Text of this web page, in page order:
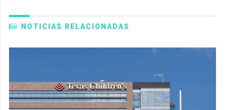
NOTICIAS RELACIONADAS